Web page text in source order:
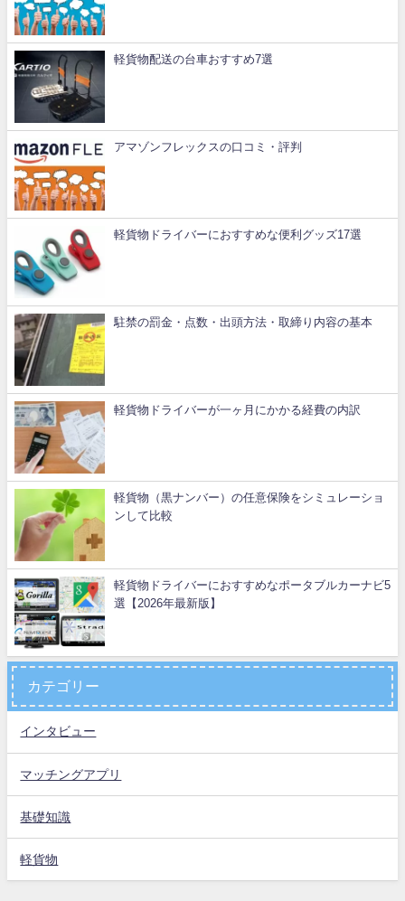
軽貨物配送の台車おすすめ7選
アマゾンフレックスの口コミ・評判
軽貨物ドライバーにおすすめな便利グッズ17選
駐禁の罰金・点数・出頭方法・取締り内容の基本
軽貨物ドライバーが一ヶ月にかかる経費の内訳
軽貨物（黒ナンバー）の任意保険をシミュレーショ
ンして比較
軽貨物ドライバーにおすすめなポータブルカーナビ5
選【2026年最新版】
カテゴリー
インタビュー
マッチングアプリ
基礎知識
軽貨物